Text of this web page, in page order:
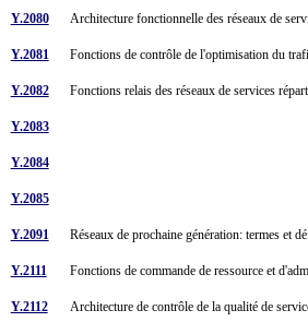
Y.2080 Architecture fonctionnelle des réseaux de
Y.2081 Fonctions de contrôle de l'optimisation du
Y.2082 Fonctions relais des réseaux de services
Y.2083
Y.2084
Y.2085
Y.2091 Réseaux de prochaine génération: termes et
Y.2111 Fonctions de commande de ressource et
Y.2112 Architecture de contrôle de la qualité de